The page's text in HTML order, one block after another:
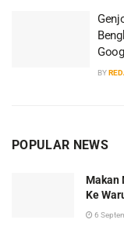
BY
POPULAR NEWS
Makan
Ke
6